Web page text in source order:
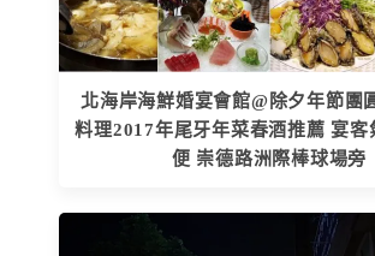
北海岸海鮮婚宴會館@除夕年節團
料理2017年尾牙年菜春酒推薦 宴客
便 崇德路洲際棒球場旁